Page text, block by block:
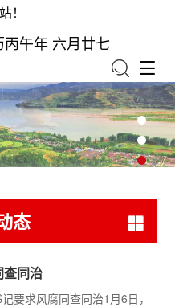
！
午年 六月廿七
态
查同治
要求风腐同查同治​1月6日，